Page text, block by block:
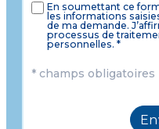
En soumettant ce
les informations
de ma demande. J’affirme avoir pris connaissance du
processus de
personnelles. *
* champs obligatoires